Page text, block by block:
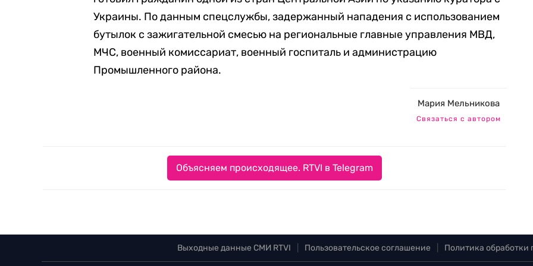
Украины. По данным спецслужбы, задержанный нападения с использованием
бутылок с зажигательной смесью на региональные главные управления МВД,
МЧС, военный комиссариат, военный госпиталь и администрацию
Промышленного района.
Мария Мельникова
Связаться с автором
Объясняем происходящее. RTVI в Telegram
Выходные данные СМИ RTVI Пользовательское соглашение Политика